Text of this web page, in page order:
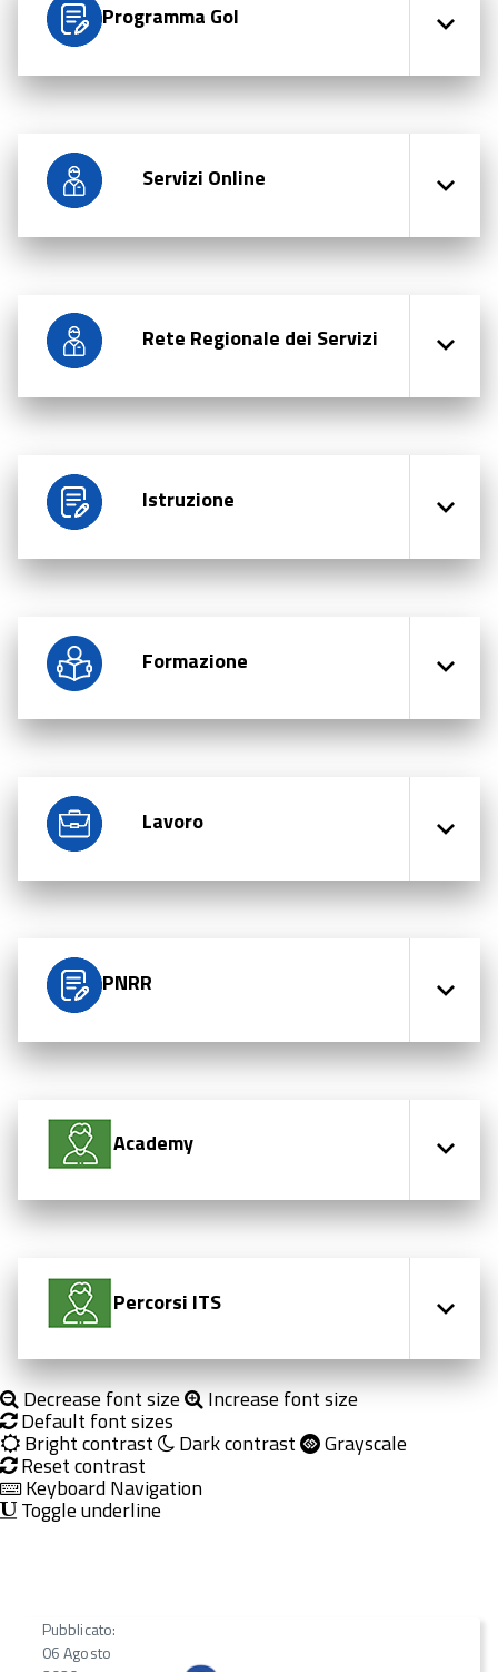
Programma Gol
Servizi Online
Rete Regionale dei Servizi
Istruzione
Formazione
Lavoro
PNRR
Academy
Percorsi ITS
Decrease font size Increase font size
Default font sizes
Bright contrast Dark contrast Grayscale
Reset contrast
Keyboard Navigation
Toggle underline
Pubblicato:
06 Agosto